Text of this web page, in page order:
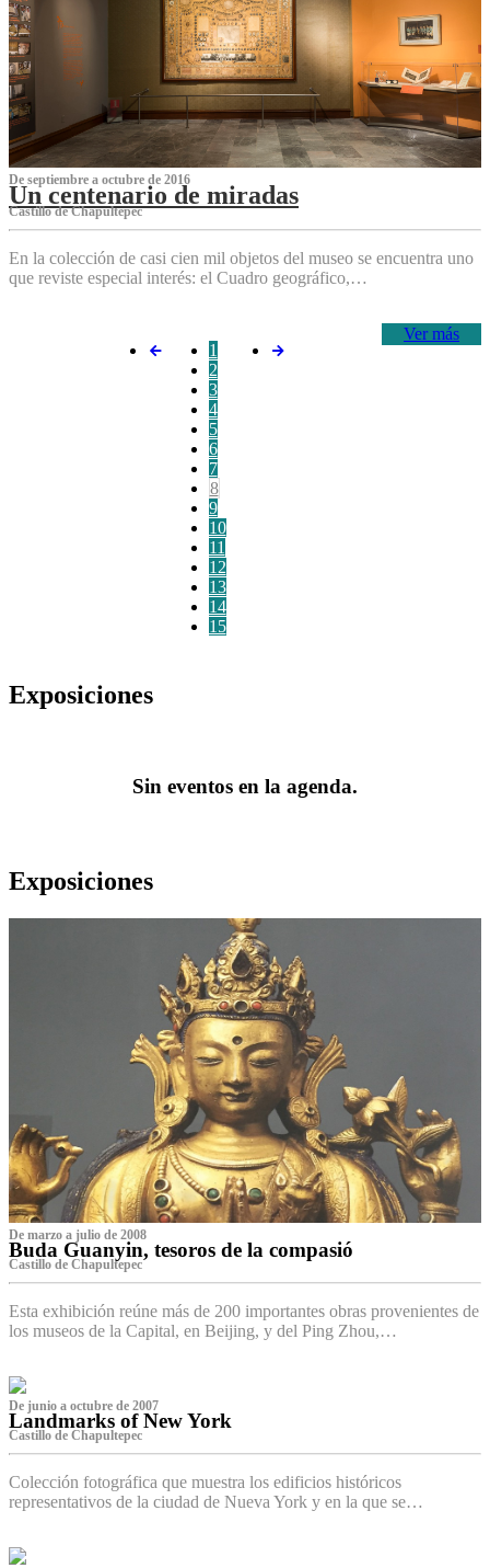
De septiembre a octubre de 2016
Un centenario de miradas
Castillo de Chapultepec
En la colección de casi cien mil objetos del museo se encuentra uno
que reviste especial interés: el Cuadro geográfico,…
Ver más
1
2
3
4
5
6
7
8
9
10
11
12
13
14
15
Exposiciones
Sin eventos en la agenda.
Exposiciones
De marzo a julio de 2008
Buda Guanyin, tesoros de la compasió
Castillo de Chapultepec
Esta exhibición reúne más de 200 importantes obras provenientes de
los museos de la Capital, en Beijing, y del Ping Zhou,…
De junio a octubre de 2007
Landmarks of New York
Castillo de Chapultepec
Colección fotográfica que muestra los edificios históricos
representativos de la ciudad de Nueva York y en la que se…